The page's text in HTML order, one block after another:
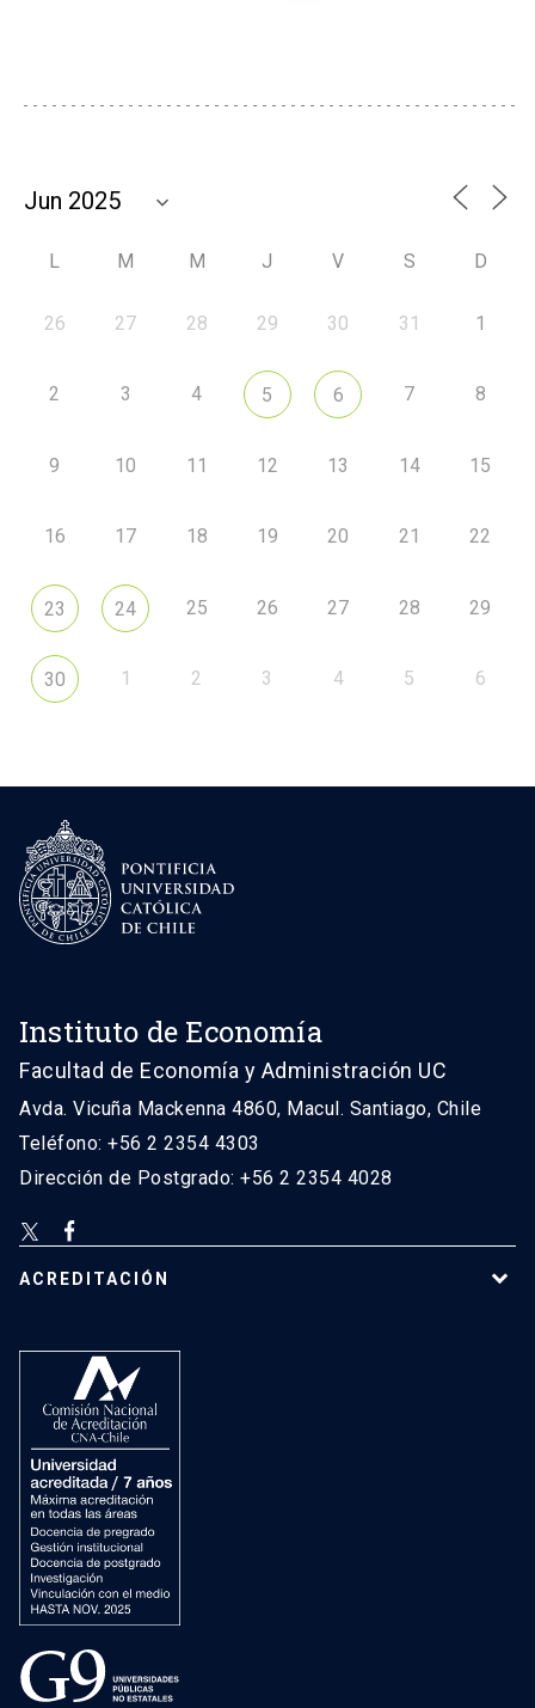
L M M J V S D
26 27 28 29 30 31 1
2 3 4 5 6 7 8
9 10 11 12 13 14 15
16 17 18 19 20 21 22
23 24 25 26 27 28 29
30 1 2 3 4 5 6
Instituto de Economía
Facultad de Economía y Administración UC
Avda. Vicuña Mackenna 4860, Macul. Santiago, Chile
Teléfono: +56 2 2354 4303
Dirección de Postgrado: +56 2 2354 4028
ACREDITACIÓN